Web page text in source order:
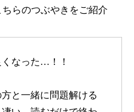
らのつぶやきをご紹介
なった…！！
と一緒に問題解ける